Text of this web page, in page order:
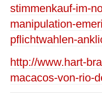
stimmenkauf-im-
manipulation-
pflichtwahlen-
http://www.hart-
macacos-von-rio-